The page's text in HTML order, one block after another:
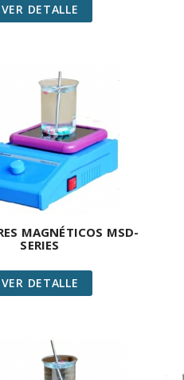
VER DETALLE
MAGNÉTICOS MSD-
SERIES
VER DETALLE